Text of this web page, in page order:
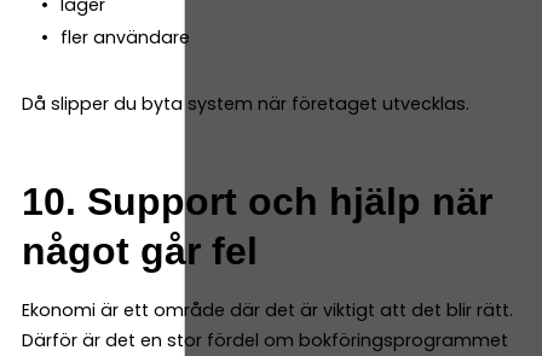
fler användare
Då slipper du byta system när företaget utvecklas.
10. Support och hjälp när
något går fel
Ekonomi är ett område där det är viktigt att det blir rätt.
Därför är det en stor fördel om bokföringsprogrammet